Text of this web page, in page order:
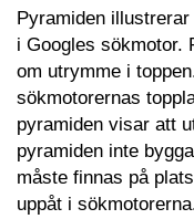
Pyramiden
i Googles sökmotor.
om utrymme i
sökmotorernas
pyramiden visar att
pyramiden inte
måste finnas på
uppåt i